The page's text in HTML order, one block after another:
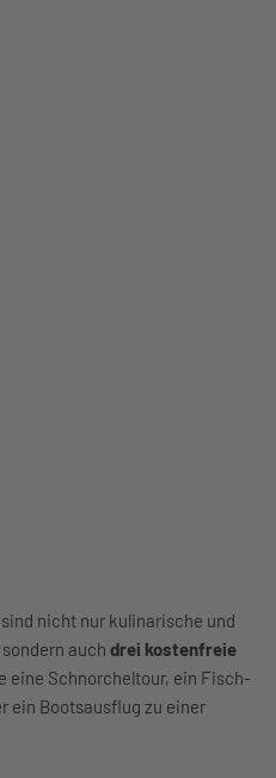
nicht nur kulinarische und
auch drei kostenfreie
eine Schnorcheltour, ein Fisch-
ein Bootsausflug zu einer